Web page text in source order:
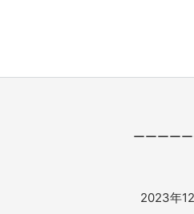
ーーーー
2023年